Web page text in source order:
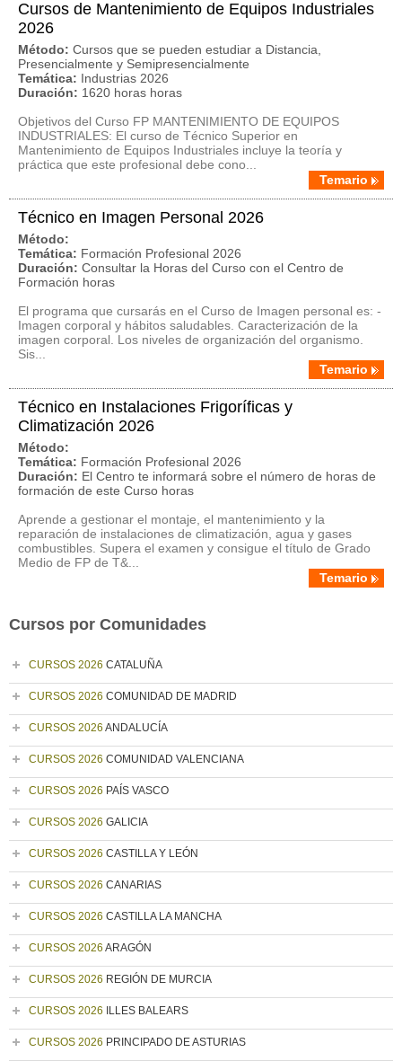
Cursos de Mantenimiento de Equipos Industriales
2026
Método: Cursos que se pueden estudiar a Distancia,
Presencialmente y Semipresencialmente
Temática: Industrias 2026
Duración: 1620 horas horas
Objetivos del Curso FP MANTENIMIENTO DE EQUIPOS
INDUSTRIALES: El curso de Técnico Superior en
Mantenimiento de Equipos Industriales incluye la teoría y
práctica que este profesional debe cono...
Temario
Técnico en Imagen Personal 2026
Método:
Temática: Formación Profesional 2026
Duración: Consultar la Horas del Curso con el Centro de
Formación horas
El programa que cursarás en el Curso de Imagen personal es: -
Imagen corporal y hábitos saludables. Caracterización de la
imagen corporal. Los niveles de organización del organismo.
Sis...
Temario
Técnico en Instalaciones Frigoríficas y
Climatización 2026
Método:
Temática: Formación Profesional 2026
Duración: El Centro te informará sobre el número de horas de
formación de este Curso horas
Aprende a gestionar el montaje, el mantenimiento y la
reparación de instalaciones de climatización, agua y gases
combustibles. Supera el examen y consigue el título de Grado
Medio de FP de T&...
Temario
Cursos por Comunidades
CURSOS 2026 CATALUÑA
CURSOS 2026 COMUNIDAD DE MADRID
CURSOS 2026 ANDALUCÍA
CURSOS 2026 COMUNIDAD VALENCIANA
CURSOS 2026 PAÍS VASCO
CURSOS 2026 GALICIA
CURSOS 2026 CASTILLA Y LEÓN
CURSOS 2026 CANARIAS
CURSOS 2026 CASTILLA LA MANCHA
CURSOS 2026 ARAGÓN
CURSOS 2026 REGIÓN DE MURCIA
CURSOS 2026 ILLES BALEARS
CURSOS 2026 PRINCIPADO DE ASTURIAS